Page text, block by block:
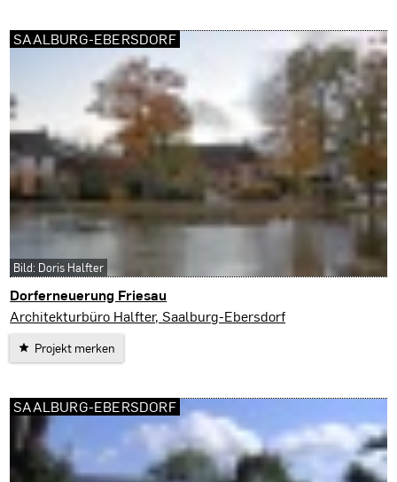
Dorferneuerung Friesau
Saalburg-Ebersdorf
Architekturbüro Halfter, Saalburg-Ebersdorf
Projekt merken
SAALBURG-EBERSDORF
Bild: Doris Halfter
SAALBURG-EBERSDORF